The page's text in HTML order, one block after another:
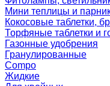
Мини теплицы и
Кокосовые таблетки,
Торфяные таблетки и
Газонные удобрения
Гранулированные
Compo
Жидкие